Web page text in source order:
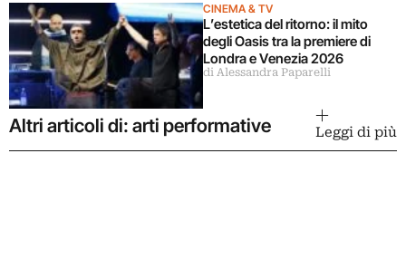
CINEMA & TV
L’estetica del ritorno: il mito
degli Oasis tra la premiere di
Londra e Venezia 2026
di Alessandra Paparelli
Altri articoli di: arti performative Leggi di più